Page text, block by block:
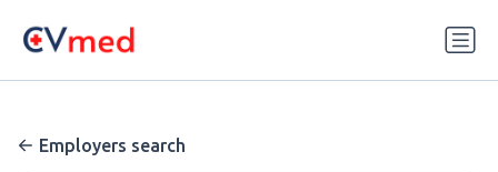
Employers search